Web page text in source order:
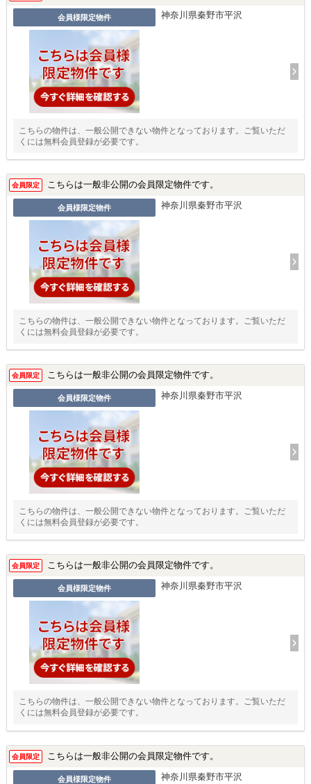
会員様限定物件 神奈川県秦野市平沢
こちらの物件は、一般公開できない物件となっております。ご覧いただ
くには無料会員登録が必要です。
会員限定 こちらは一般非公開の会員限定物件です。
会員様限定物件 神奈川県秦野市平沢
こちらの物件は、一般公開できない物件となっております。ご覧いただ
くには無料会員登録が必要です。
会員限定 こちらは一般非公開の会員限定物件です。
会員様限定物件 神奈川県秦野市平沢
こちらの物件は、一般公開できない物件となっております。ご覧いただ
くには無料会員登録が必要です。
会員限定 こちらは一般非公開の会員限定物件です。
会員様限定物件 神奈川県秦野市平沢
こちらの物件は、一般公開できない物件となっております。ご覧いただ
くには無料会員登録が必要です。
会員限定 こちらは一般非公開の会員限定物件です。
会員様限定物件 神奈川県秦野市平沢